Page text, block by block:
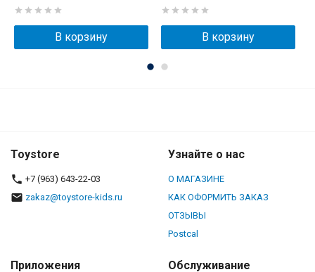
В корзину В корзину
Toystore
+7 (963) 643-22-03
zakaz@toystore-kids.ru
Узнайте о нас
О МАГАЗИНЕ
КАК ОФОРМИТЬ ЗАКАЗ
ОТЗЫВЫ
Postcal
Приложения Обслуживание